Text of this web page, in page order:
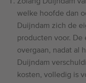
welke hoofde dan
Duijndam zich de
producten voor. De
overgaan, nadat al
Duijndam
kosten, volledig is